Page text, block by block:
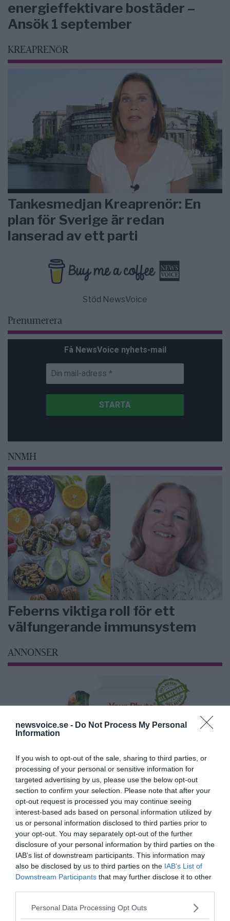
newsvoice.se - Do Not Process My Personal
Information
If you wish to opt-out of the sale, sharing to third parties, or
processing of your personal or sensitive information for
targeted advertising by us, please use the below opt-out
section to confirm your selection. Please note that after your
opt-out request is processed you may continue seeing
interest-based ads based on personal information utilized by
us or personal information disclosed to third parties prior to
your opt-out. You may separately opt-out of the further
disclosure of your personal information by third parties on the
IAB’s list of downstream participants. This information may
also be disclosed by us to third parties on the IAB’s List of
Downstream Participants that may further disclose it to other
Please note that this website/app uses one or more Google
Personal Data Processing Opt Outs
energieffektivare bostäder –
Ansök 1 september
KREAPRENÖR
Tankesmedjan Kreaprenör: En
plan för Sverige är redan
lanserad av ett parti
Stöd NewsVoice
Prenumerera
Få NewsVoice nyhets-mail
NNMH
Feberns viktiga roll för ett
välfungerande immunsystem
ANNONSER